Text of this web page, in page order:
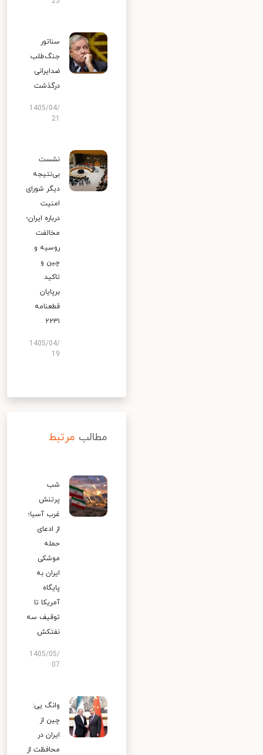
سناتور
جنگ‌طلب
ضدایرانی
درگذشت
1405/04/
نشست
بی‌نتیجه
دیگر شورای
امنیت
درباره ایران؛
مخالفت
روسیه و
چین و
تاکید
برپایان
قطعنامه
۲۲۳۱
1405/04/
19
مطالب مرتبط
شب
پرتنش
غرب آسیا؛
از ادعای
حمله
موشکی
ایران به
پایگاه
آمریکا تا
توقیف سه
نفتکش
1405/05/
07
وانگ یی:
چین از
ایران در
محافظت از